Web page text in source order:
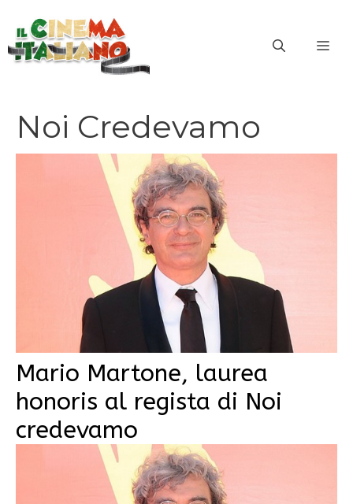
contenuto
Noi Credevamo
Mario Martone, laurea
honoris al regista di Noi
credevamo